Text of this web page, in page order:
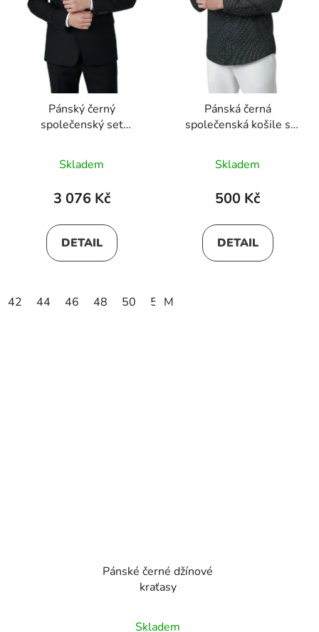
Pánský černý
společenský set
Skladem
3 076 Kč
DETAIL
42 44 46 48 50 52
Pánská černá
společenská košile s
Skladem
500 Kč
DETAIL
M
Pánské černé džínové
kraťasy
Skladem